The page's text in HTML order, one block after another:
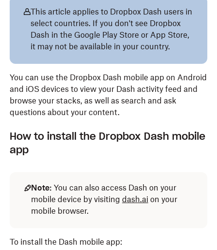
This article applies to Dropbox Dash users in
select countries. If you don't see Dropbox
Dash in the Google Play Store or App Store,
it may not be available in your country.
You can use the Dropbox Dash mobile app on Android
and iOS devices to view your Dash activity feed and
browse your stacks, as well as search and ask
questions about your content.
How to install the Dropbox Dash mobile
app
Note: You can also access Dash on your
mobile device by visiting dash.ai on your
mobile browser.
To install the Dash mobile app: